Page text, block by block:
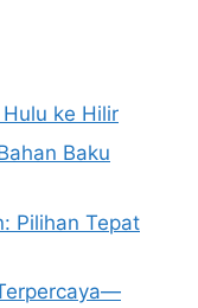
ke Hilir
Baku
Pilihan Tepat